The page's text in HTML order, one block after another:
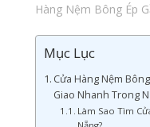
Hàng Nệm Bông Ép
Mục Lục
Cửa Hàng Nệm
Giao Nhanh Trong
Làm Sao Tìm